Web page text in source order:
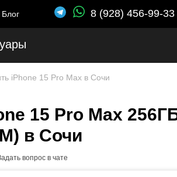
Блог 8 (928) 456-99-33
iPhone 15 Pro Max в Сочи
15 Pro Max
в Сочи
вопрос в чате